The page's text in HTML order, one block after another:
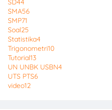
SD44
SMA56
SMP71
Soal25
Statistika4
Trigonometri10
Tutorial13
UN UNBK USBN4
UTS PTS6
video12